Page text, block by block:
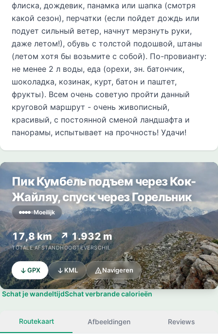
флиска, дождевик, панамка или шапка (смотря
какой сезон), перчатки (если пойдет дождь или
подует сильный ветер, начнут мерзнуть руки,
даже летом!), обувь с толстой подошвой, штаны
(летом хотя бы возьмите с собой). По-провианту:
не менее 2 л воды, еда (орехи, эн. батончик,
шоколадка, козинак, курт, батон и паштет,
фрукты). Всем очень советую пройти данный
круговой маршрут - очень живописный,
красивый, с постоянной сменой ландшафта и
панорамы, испытывает на прочность! Удачи!
Пик Кумбель подъем через Кок-
Жайляу, спуск через Горельник
Moeilijk
17,8 km
TOTALE AFSTAND
↗ 1.932 m
HOOGTEVERSCHIL
GPX KML Navigeren
Schat je wandeltijdSchat verbrande calorieën
Routekaart Afbeeldingen Reviews